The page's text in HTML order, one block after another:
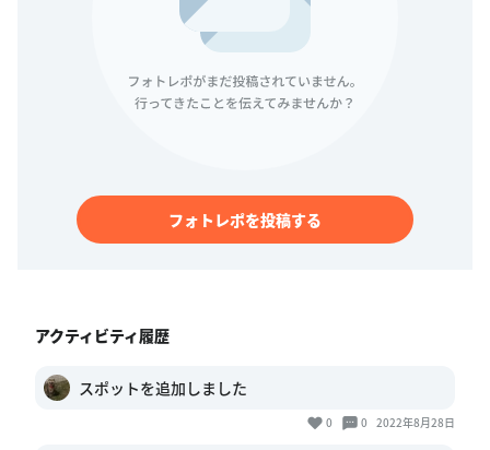
フォトレポを投稿する
アクティビティ履歴
スポットを追加しました
0 0 2022年8月28日